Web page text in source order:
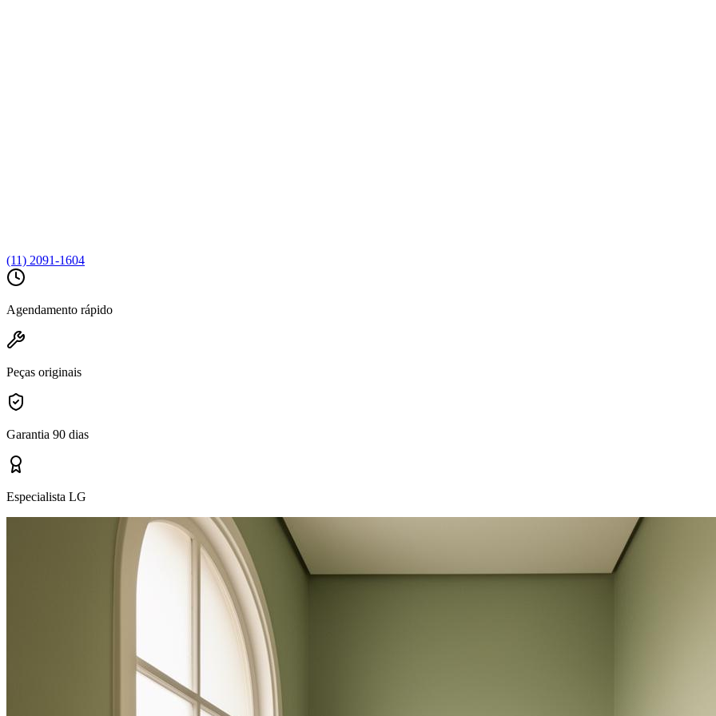
(11) 2091-1604
Agendamento rápido
Peças originais
Garantia 90 dias
Especialista LG